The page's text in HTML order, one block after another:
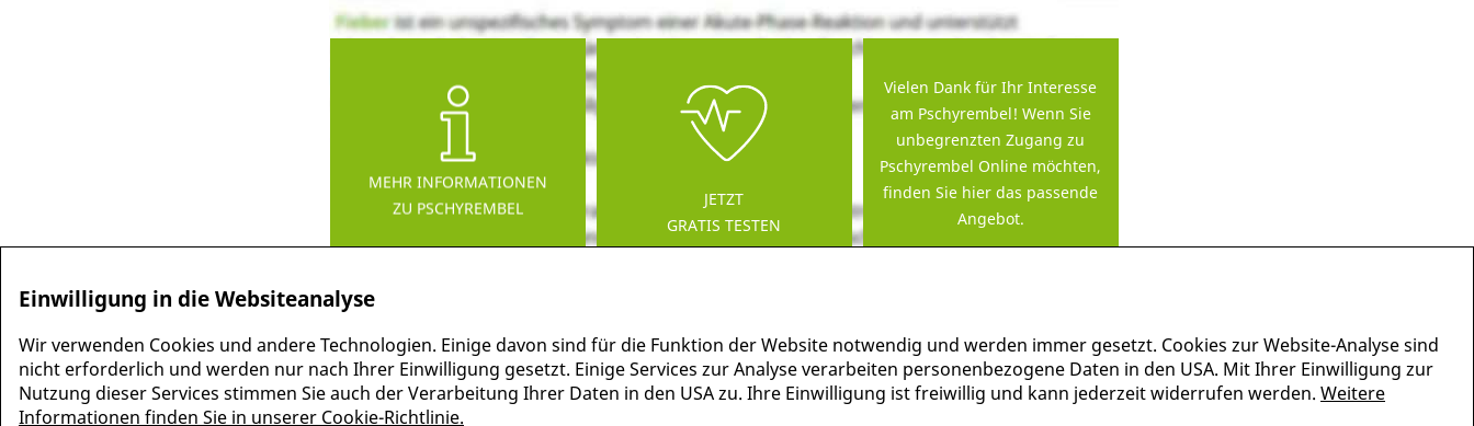
MEHR INFORMATIONEN
ZU PSCHYREMBEL
JETZT
GRATIS TESTEN
Vielen Dank für Ihr Interesse
am Pschyrembel! Wenn Sie
unbegrenzten Zugang zu
Pschyrembel Online möchten,
finden Sie hier das passende
Angebot.
Einwilligung in die Websiteanalyse
Wir verwenden Cookies und andere Technologien. Einige davon sind für die Funktion der Website notwendig und werden immer gesetzt. Cookies zur Website-Analyse sind
nicht erforderlich und werden nur nach Ihrer Einwilligung gesetzt. Einige Services zur Analyse verarbeiten personenbezogene Daten in den USA. Mit Ihrer Einwilligung zur
Nutzung dieser Services stimmen Sie auch der Verarbeitung Ihrer Daten in den USA zu. Ihre Einwilligung ist freiwillig und kann jederzeit widerrufen werden. Weitere
Informationen finden Sie in unserer Cookie-Richtlinie.